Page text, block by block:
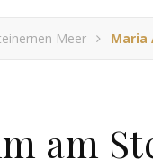
Meer Maria
am